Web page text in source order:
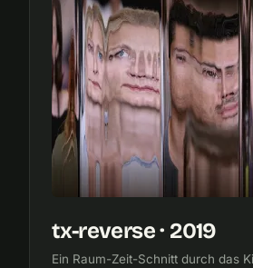
tx-reverse · 2019
Ein Raum-Zeit-Schnitt durch das